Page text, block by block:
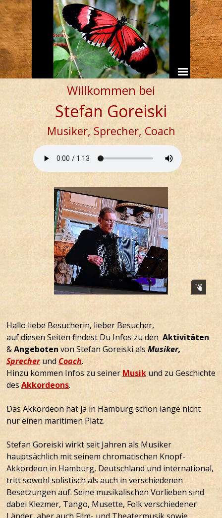
Willkommen bei
Stefan Goreiski
Musiker, Sprecher, Coach
Hallo liebe Besucherin, lieber Besucher,
auf diesen Seiten findest Du Infos zu den Aktivitäten
&Angeboten von Stefan Goreiski als Musiker,
Sprecher und Coach.
Hinzu kommen Infos zu seiner Musik und zu Geschichte
des Akkordeons.
Das Akkordeon hat ja in Hamburg schon lange nicht
nur einen maritimen Platz.
Stefan Goreiski wirkt seit Jahren als Musiker
hauptsächlich mit seinem chromatischen Knopf-
Akkordeon in Hamburg, Deutschland und international,
tritt sowohl solistisch als auch in verschiedenen
Besetzungen auf. Seine musikalischen Vorlieben sind
dabei Klezmer, Tango, Musette, Folk verschiedener